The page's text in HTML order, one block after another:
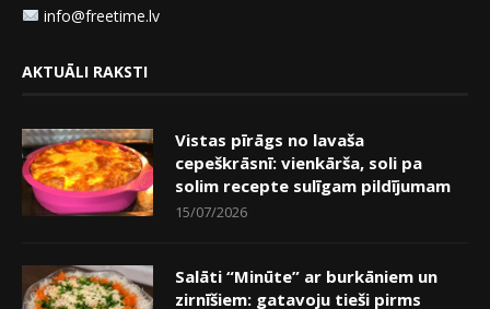
info@freetime.lv
AKTUĀLI RAKSTI
Vistas pīrāgs no lavaša
cepeškrāsnī: vienkārša, soli pa
solim recepte sulīgam pildījumam
15/07/2026
Salāti “Minūte” ar burkāniem un
zirnīšiem: gatavoju tieši pirms